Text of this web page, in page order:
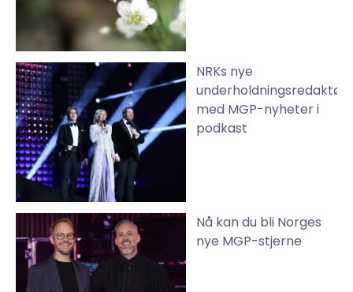
NRKs nye
underholdningsredaktør
med MGP-nyheter i
podkast
Nå kan du bli Norges
nye MGP-stjerne